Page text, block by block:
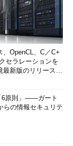
、OpenCL、C／C+
セラレーションを
最新版のリリースを
6原則」――ガート
らの情報セキュリテ